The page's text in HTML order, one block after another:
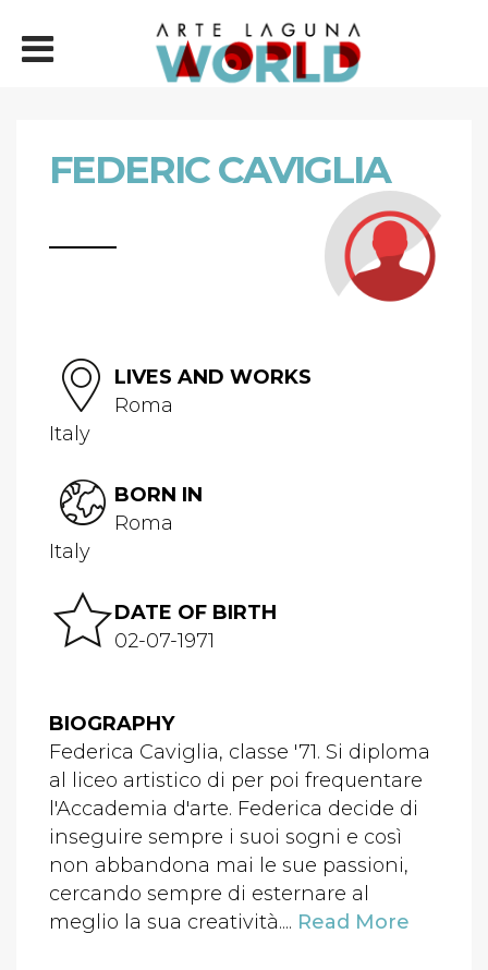
FEDERIC CAVIGLIA
LIVES AND WORKS
Roma
Italy
BORN IN
Roma
Italy
DATE OF BIRTH
02-07-1971
BIOGRAPHY
Federica Caviglia, classe '71. Si diploma
al liceo artistico di per poi frequentare
l'Accademia d'arte. Federica decide di
inseguire sempre i suoi sogni e così
non abbandona mai le sue passioni,
cercando sempre di esternare al
meglio la sua creatività.... Read More